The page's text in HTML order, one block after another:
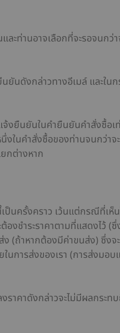
ะท่านอาจเลือกที่จะรอจนกว่า
ยันดังกล่าวทางอีเมล์ และใน
งยืนยันในคำยืนยันคำสั่งซื้อเ
ในคำสั่งซื้อของท่านจนกว่าจ
กต่างหาก
นครั้งคราว เว้นแต่กรณีที่เห็
งชำระราคาตามที่แสดงไว้ (ซึ่
(ถ้าหากต้องมีค่าขนส่ง) ซึ่งจ
การส่งของเรา (การส่งมอบ
ราคาดังกล่าวจะไม่มีผลกระท